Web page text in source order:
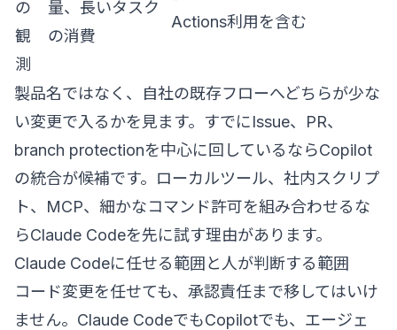
の
観
測
量、長いタスク
の消費
Actions利用を含む
製品名ではなく、自社の既存フローへどちらが少な
い変更で入るかを見ます。すでにIssue、PR、
branch protectionを中心に回しているならCopilot
の統合が候補です。ローカルツール、社内スクリプ
ト、MCP、細かなコマンド許可を組み合わせるな
らClaude Codeを先に試す理由があります。
Claude Codeに任せる範囲と人が判断する範囲
コード変更を任せても、承認責任まで移してはいけ
ません。Claude CodeでもCopilotでも、エージェ